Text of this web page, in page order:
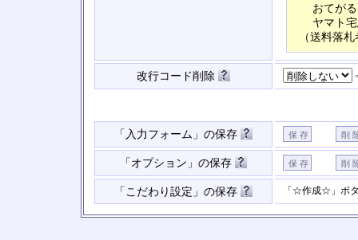
おてが
ヤマト
（送料落
改行コード削除
「入力フォーム」の保存
「オプション」の保存
「こだわり設定」の保存 「☆作成☆」ボ